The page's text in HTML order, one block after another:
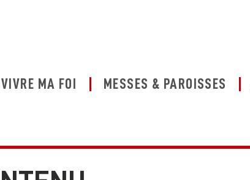
VIVRE MA FOI MESSES & PAROISSES